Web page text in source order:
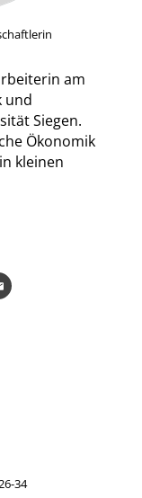
am
und
Siegen.
Ökonomik
kleinen
34